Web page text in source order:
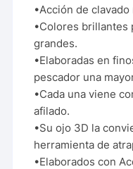
•Acción de
•Colores brillantes
grandes.
•Elaboradas en
pescador una
•Cada una viene
afilado.
•Su ojo 3D la
herramienta de
•Elaborados con